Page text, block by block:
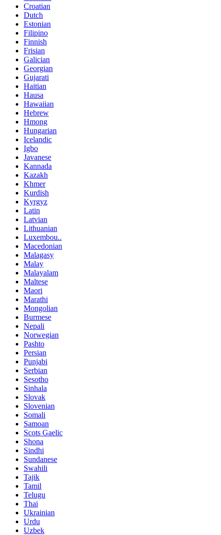
Croatian
Dutch
Estonian
Filipino
Finnish
Frisian
Galician
Georgian
Gujarati
Haitian
Hausa
Hawaiian
Hebrew
Hmong
Hungarian
Icelandic
Igbo
Javanese
Kannada
Kazakh
Khmer
Kurdish
Kyrgyz
Latin
Latvian
Lithuanian
Luxembou..
Macedonian
Malagasy
Malay
Malayalam
Maltese
Maori
Marathi
Mongolian
Burmese
Nepali
Norwegian
Pashto
Persian
Punjabi
Serbian
Sesotho
Sinhala
Slovak
Slovenian
Somali
Samoan
Scots Gaelic
Shona
Sindhi
Sundanese
Swahili
Tajik
Tamil
Telugu
Thai
Ukrainian
Urdu
Uzbek